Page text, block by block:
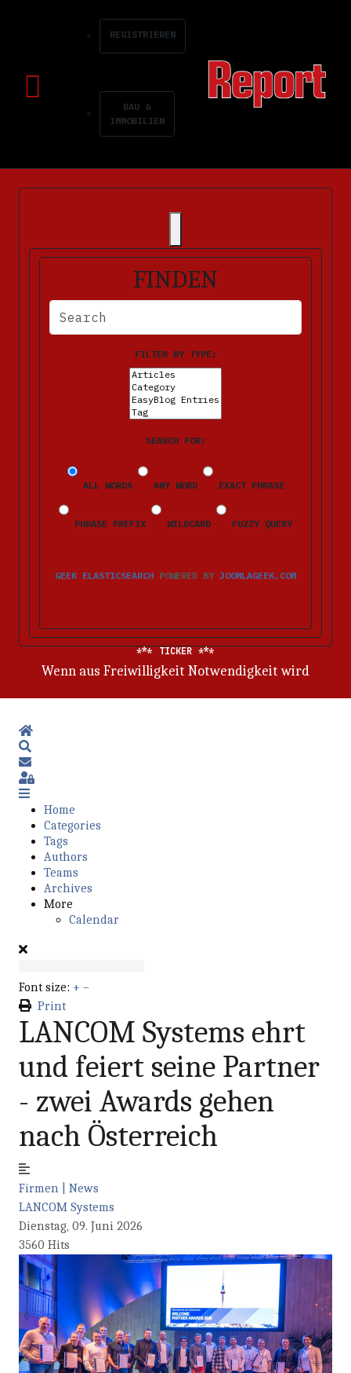
REGISTRIEREN
BAU &
IMMOBILIEN
FINDEN
BITTE FÜLLEN SIE DIE ERFORDERLICHEN FELDER AUS.
FILTER BY TYPE:
SEARCH FOR:
ALL WORDS ANY WORD EXACT PHRASE
PHRASE PREFIX WILDCARD FUZZY QUERY
GEEK ELASTICSEARCH POWERED BY JOOMLAGEEK.COM
TICKER
Wenn aus Freiwilligkeit Notwendigkeit wird
Home
Subscribe to blog
Sign In
Home
Categories
Tags
Authors
Teams
Archives
More
Calendar
Font size: + –
Print
LANCOM Systems ehrt
und feiert seine Partner
- zwei Awards gehen
nach Österreich
Firmen | News
LANCOM Systems
Dienstag, 09. Juni 2026
3560 Hits